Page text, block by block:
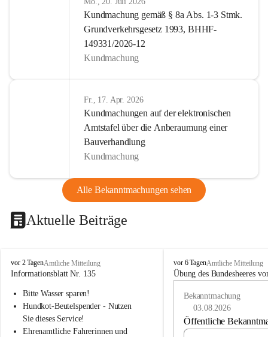
Kundmachung gemäß § 8a Abs. 1-3 Stmk.
Grundverkehrsgesetz 1993, BHHF-
149331/2026-12
Kundmachung
Fr., 17. Apr. 2026
Kundmachungen auf der elektronischen
Amtstafel über die Anberaumung einer
Bauverhandlung
Kundmachung
Alle Bekanntmachungen sehen
Aktuelle Beiträge
B
u
h
vor 2 TagenAmtliche Mitteilung
Informationsblatt Nr. 135
Bitte Wasser sparen!
Hundkot-Beutelspender - Nutzen
Sie dieses Service!
Ehrenamtliche Fahrerinnen und
B
u
vor 6 TagenAmtliche Mitteilung
Übung des Bundesheeres
Bekanntmachung
03.08.2026
Öffentliche